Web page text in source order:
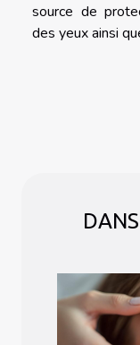
source de
des yeux ainsi